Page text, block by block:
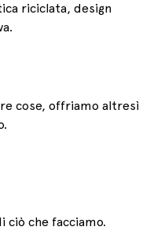
riciclata, design
cose, offriamo altresì
ciò che facciamo.